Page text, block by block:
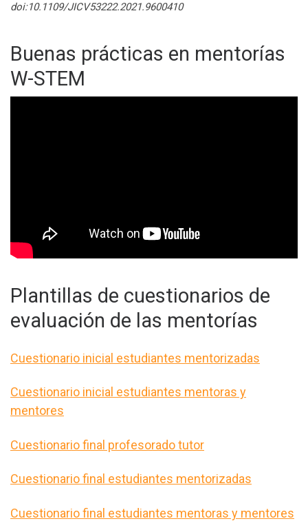
doi:10.1109/JICV53222.2021.9600410
Buenas prácticas en mentorías
W-STEM
Plantillas de cuestionarios de
evaluación de las mentorías
Cuestionario inicial estudiantes mentorizadas
Cuestionario inicial estudiantes mentoras y
mentores
Cuestionario final profesorado tutor
Cuestionario final estudiantes mentorizadas
Cuestionario final estudiantes mentoras y mentores